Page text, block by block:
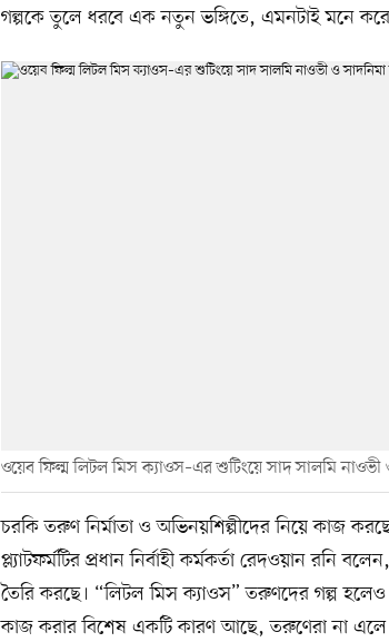
গল্পকে তুলে ধরবে এক নতুন ভঙ্গিতে, এমনটাই মনে
ওয়েব ফিল্ম লিটল মিস ক্যাওস–এর শুটিংয়ে সাদ সালমি
চরকি তরুণ নির্মাতা ও অভিনয়শিল্পীদের নিয়ে কাজ
প্ল্যাটফর্মটির প্রধান নির্বাহী কর্মকর্তা রেদওয়ান রনি
তৈরি করছে। “লিটল মিস ক্যাওস” তরুণদের গল্প
কাজ করার বিশেষ একটি কারণ আছে, তরুণেরা না এলে